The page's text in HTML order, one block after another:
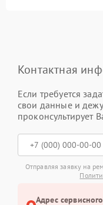
Контактная
Если требуется
свои данные и
проконсультирует
Отправляя заявку на
Адрес